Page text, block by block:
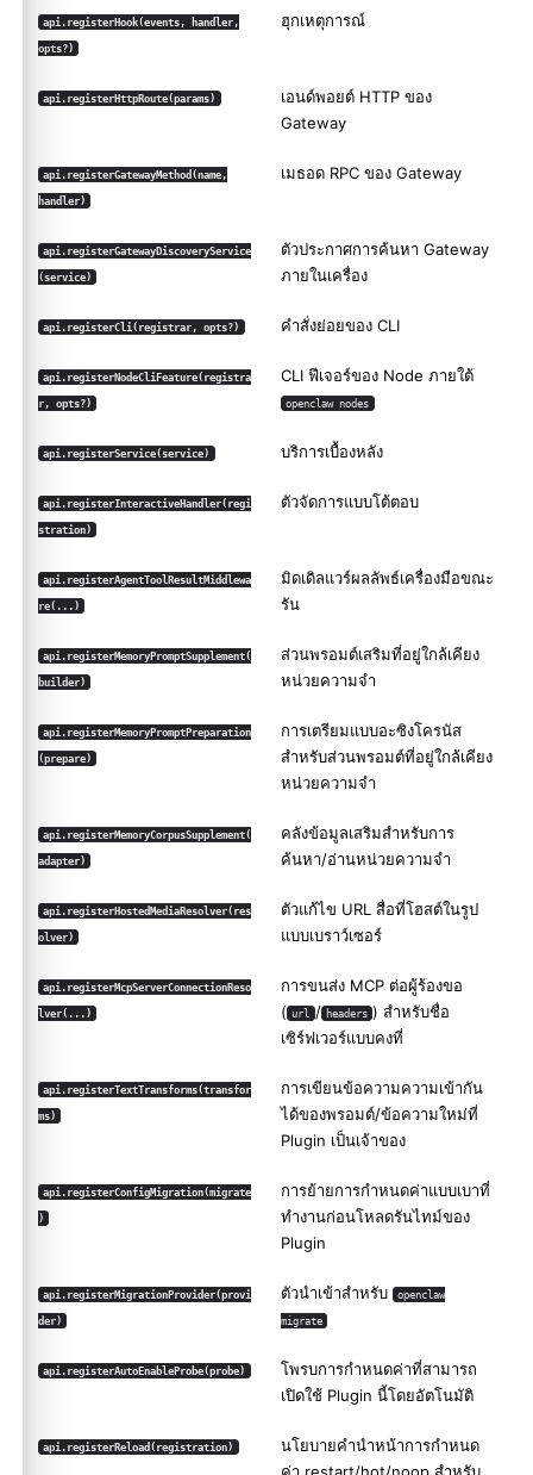
api.registerHook(events, handler,
opts?)
ฮุกเหตุการณ์
api.registerHttpRoute(params)
เอนด์พอยต์ HTTP ของ
Gateway
api.registerGatewayMethod(name,
handler)
เมธอด RPC ของ Gateway
api.registerGatewayDiscoveryService
(service)
ตัวประกาศการค้นหา Gateway
ภายในเครื่อง
api.registerCli(registrar, opts?) คำสั่งย่อยของ CLI
api.registerNodeCliFeature(registra
r, opts?)
CLI ฟีเจอร์ของ Node ภายใต้
openclaw nodes
api.registerService(service) บริการเบื้องหลัง
api.registerInteractiveHandler(regi
stration)
ตัวจัดการแบบโต้ตอบ
api.registerAgentToolResultMiddlewa
re(...)
มิดเดิลแวร์ผลลัพธ์เครื่องมือขณะ
รัน
api.registerMemoryPromptSupplement(
builder)
ส่วนพรอมต์เสริมที่อยู่ใกล้เคียง
หน่วยความจำ
api.registerMemoryPromptPreparation
(prepare)
การเตรียมแบบอะซิงโครนัส
สำหรับส่วนพรอมต์ที่อยู่ใกล้เคียง
หน่วยความจำ
api.registerMemoryCorpusSupplement(
adapter)
คลังข้อมูลเสริมสำหรับการ
ค้นหา/อ่านหน่วยความจำ
api.registerHostedMediaResolver(res
olver)
ตัวแก้ไข URL สื่อที่โฮสต์ในรูป
แบบเบราว์เซอร์
api.registerMcpServerConnectionReso
lver(...)
การขนส่ง MCP ต่อผู้ร้องขอ
( url / headers ) สำหรับชื่อ
เซิร์ฟเวอร์แบบคงที่
api.registerTextTransforms(transfor
ms)
การเขียนข้อความความเข้ากัน
ได้ของพรอมต์/ข้อความใหม่ที่
Plugin เป็นเจ้าของ
api.registerConfigMigration(migrate
)
การย้ายการกำหนดค่าแบบเบาที่
ทำงานก่อนโหลดรันไทม์ของ
Plugin
api.registerMigrationProvider(provi
der)
ตัวนำเข้าสำหรับ openclaw
migrate
api.registerAutoEnableProbe(probe)
โพรบการกำหนดค่าที่สามารถ
เปิดใช้ Plugin นี้โดยอัตโนมัติ
api.registerReload(registration)
นโยบายคำนำหน้าการกำหนด
ค่า restart/hot/noop สำหรับ